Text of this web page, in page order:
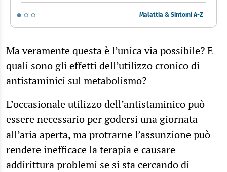
Malattia & Sintomi A-Z
Ma veramente questa è l’unica via possibile? E
quali sono gli effetti dell’utilizzo cronico di
antistaminici sul metabolismo?
L’occasionale utilizzo dell’antistaminico può
essere necessario per godersi una giornata
all’aria aperta, ma protrarne l’assunzione può
rendere inefficace la terapia e causare
addirittura problemi se si sta cercando di